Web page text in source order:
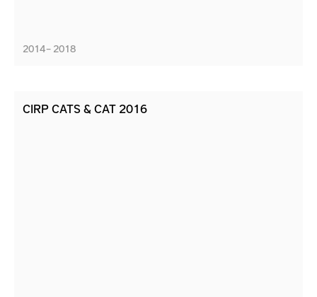
2014 – 2018
CIRP CATS & CAT 2016